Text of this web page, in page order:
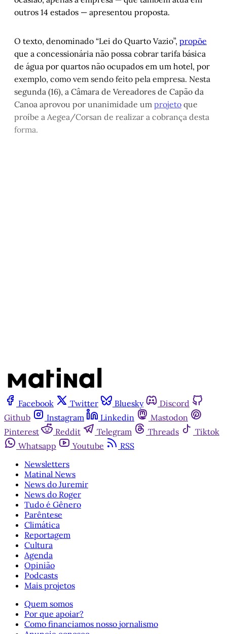
outros 14 estados — apresentou proposta.
O texto, denominado “Lei do Quarto Vazio”, propõe
que a concessionária não possa cobrar tarifa básica
de água por quartos não ocupados em um hotel, por
exemplo, como vem sendo feito pela empresa. Nesta
segunda (16), a Câmara de Vereadores de Capão da
Canoa aprovou por unanimidade um projeto que
proíbe a Aegea/Corsan de realizar a cobrança desta
forma.
Facebook Twitter Bluesky
Discord
Github
Instagram Linkedin
Mastodon
Pinterest
Reddit Telegram Threads
Tiktok
Whatsapp
Youtube
RSS
Newsletters
Matinal News
News do Juremir
News do Roger
Tudo é Gênero
Parêntese
Climática
Reportagem
Cultura
Agenda
Opinião
Podcasts
Mais projetos
Quem somos
Por que apoiar?
Como financiamos nosso jornalismo